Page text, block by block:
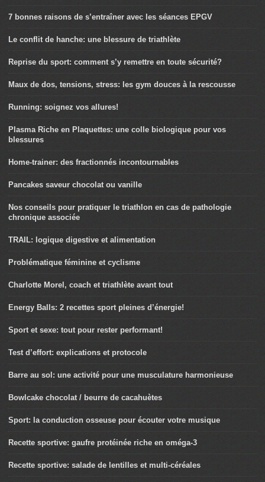
7 bonnes raisons de s’entraîner avec les séances EPGV
Le conflit de hanche: une blessure de triathlète
Reprise du sport: comment s’y remettre en toute sécurité?
Maux de dos, tensions, stress: les gym douces à la rescousse
Running: soignez vos allures!
Plasma Riche en Plaquettes: une colle biologique pour vos
blessures
Home-trainer: des fractionnés incontournables
Pancakes saveur chocolat ou vanille
Nos conseils pour pratiquer le triathlon en cas de pathologie
chronique associée
TRAIL: logique digestive et alimentation
Problématique féminine et cyclisme
Charlotte Morel, coach et triathlète avant tout
Energy Balls: 2 recettes sport pleines d’énergie!
Sport et sexe: tout pour rester performant!
Test d’effort: explications et protocole
Barre au sol: une activité pour une musculature harmonieuse
Bowlcake chocolat / beurre de cacahuètes
Sport: la conduction osseuse pour écouter votre musique
Recette sportive: gaufre protéinée riche en oméga-3
Recette sportive: salade de lentilles et multi-céréales